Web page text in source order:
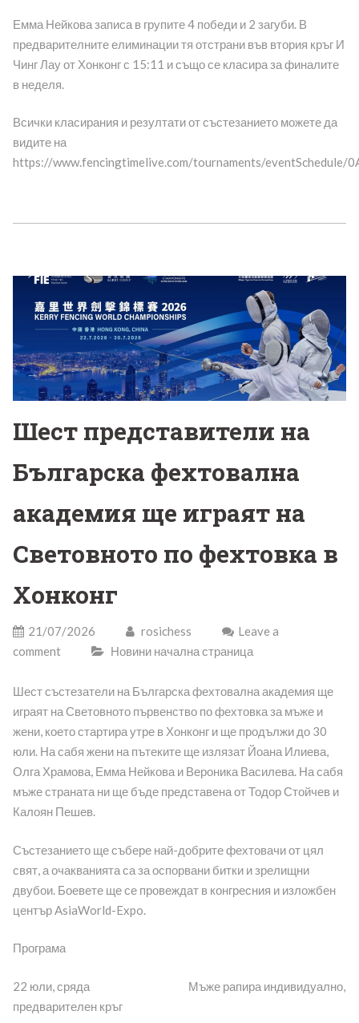
Емма Нейкова записа в групите 4 победи и 2 загуби. В
предварителните елиминации тя отстрани във втория кръг И
Чинг Лау от Хонконг с 15:11 и също се класира за финалите
в неделя.
Всички класирания и резултати от състезанието можете да
видите на
https://www.fencingtimelive.com/tournaments/
Шест представители на
Българска фехтовална
академия ще играят на
Световното по фехтовка в
Хонконг
21/07/2026 rosichess
Leave a
comment
Новини начална страница
Шест състезатели на Българска фехтовална академия ще
играят на Световното първенство по фехтовка за мъже и
жени, което стартира утре в Хонконг и ще продължи до 30
юли. На сабя жени на пътеките ще излязат Йоана Илиева,
Олга Храмова, Емма Нейкова и Вероника Василева. На сабя
мъже страната ни ще бъде представена от Тодор Стойчев и
Калоян Пешев.
Състезанието ще събере най-добрите фехтовачи от цял
свят, а очакванията са за оспорвани битки и зрелищни
двубои. Боевете ще се провеждат в конгресния и изложбен
център AsiaWorld-Expo.
Програма
22 юли, сряда Мъже рапира индивидуално,
предварителен кръг